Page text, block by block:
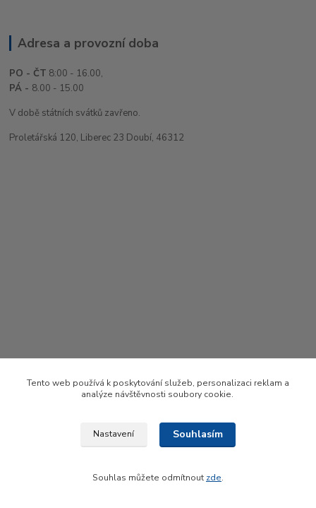
Adresa a provozní doba
PO - ČT 8:00 - 16.00,
PÁ - 8.00 - 15.00
V době státních svátků zavřeno.
Proletářská 120, Liberec 23 Doubí, 46312
Upravit sběr cookies.
Tento web používá k poskytování služeb, personalizaci reklam a
analýze návštěvnosti soubory cookie.
Nastavení Souhlasím
Souhlas můžete odmítnout zde.